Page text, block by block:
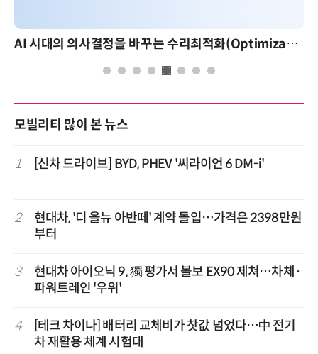
AI 시대의 의사결정을 바꾸는 수리최적화(Optimization): 실제 산업 적용 사례와 활용 전략
모빌리티 많이 본 뉴스
1 [신차 드라이브] BYD, PHEV '씨라이언 6 DM-i'
2
현대차, '디 올뉴 아반떼' 계약 돌입…가격은 2398만원
부터
3
현대차 아이오닉 9, 獨 평가서 볼보 EX90 제쳐…차체·
파워트레인 '우위'
4
[테크 차이나] 배터리 교체비가 찻값 넘었다…中 전기
차 재활용 체계 시험대